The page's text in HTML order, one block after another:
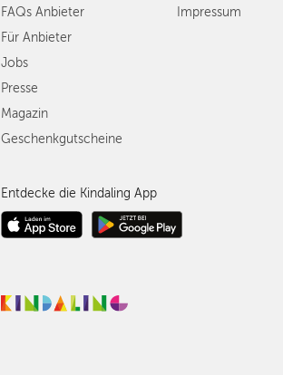
FAQs Anbieter
Für Anbieter
Jobs
Presse
Magazin
Geschenkgutscheine
Impressum
Entdecke die Kindaling App